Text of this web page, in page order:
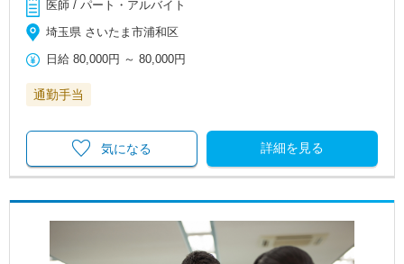
医師 / パート・アルバイト
埼玉県 さいたま市浦和区
日給 80,000円 ～80,000円
通勤手当
詳細を見る
気になる